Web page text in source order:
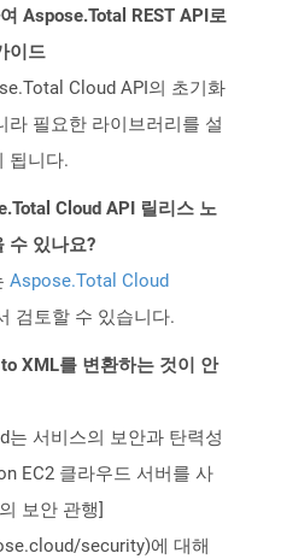
Aspose.Total REST API로
이드
Cloud API의 초기화
라 필요한 라이브러리를 설
됩니다.
Cloud API 릴리스 노
수 있나요?
Aspose.Total Cloud
검토할 수 있습니다.
XML를 변환하는 것이 안
는 서비스의 보안과 탄력성
EC2 클라우드 서버를 사
보안 관행]
security)에 대해